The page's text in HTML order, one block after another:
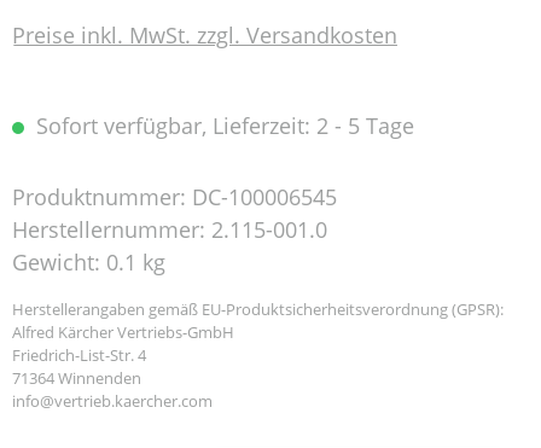
Preise inkl. MwSt. zzgl. Versandkosten
Sofort verfügbar, Lieferzeit: 2 - 5 Tage
Produktnummer: DC-100006545
Herstellernummer: 2.115-001.0
Gewicht: 0.1 kg
Herstellerangaben gemäß EU-Produktsicherheitsverordnung (GPSR):
Alfred Kärcher Vertriebs-GmbH
Friedrich-List-Str. 4
71364 Winnenden
info@vertrieb.kaercher.com